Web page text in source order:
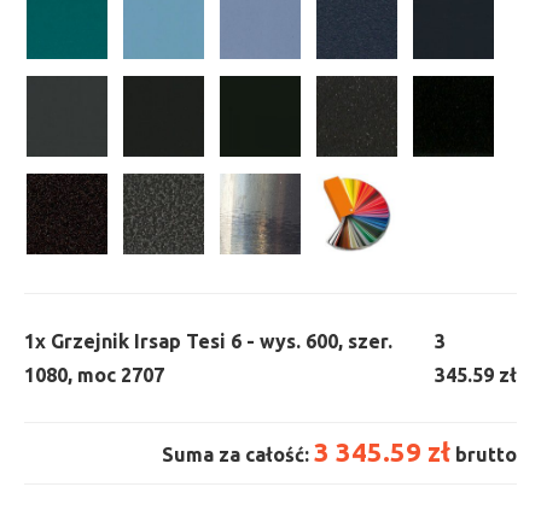
1x Grzejnik Irsap Tesi 6 - wys. 600, szer.
1080, moc 2707
3
345.59 zł
Suma za całość: 3 345.59 zł brutto